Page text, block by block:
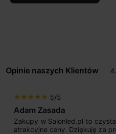
Opinie naszych Klientów
star star star star star 5/5
Adam Zasada
Zakupy w Salonled.pl to
atrakcyjne ceny. Dziękuję za